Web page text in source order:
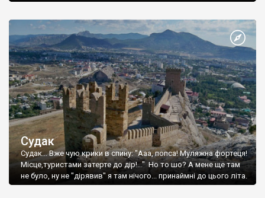
Судак
Судак... Вже чую крики в спину: "Ааа, попса! Муляжна фортеця!
Місце,туристами затерте до дір!..." Но то шо? А мене ще там
не було, ну не "дірявив" я там нічого... принаймні до цього літа.